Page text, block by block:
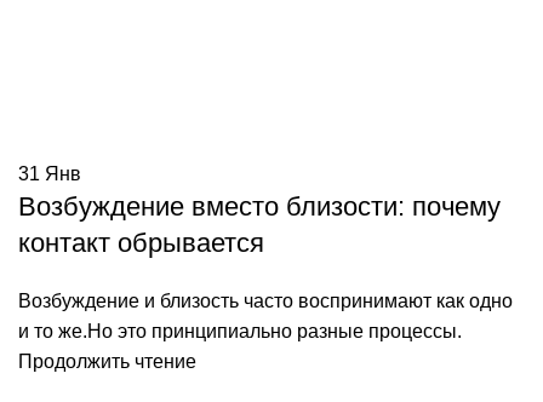
31 Янв
Возбуждение вместо близости: почему
контакт обрывается
Возбуждение и близость часто воспринимают как одно
и то же.Но это принципиально разные процессы.
Продолжить чтение